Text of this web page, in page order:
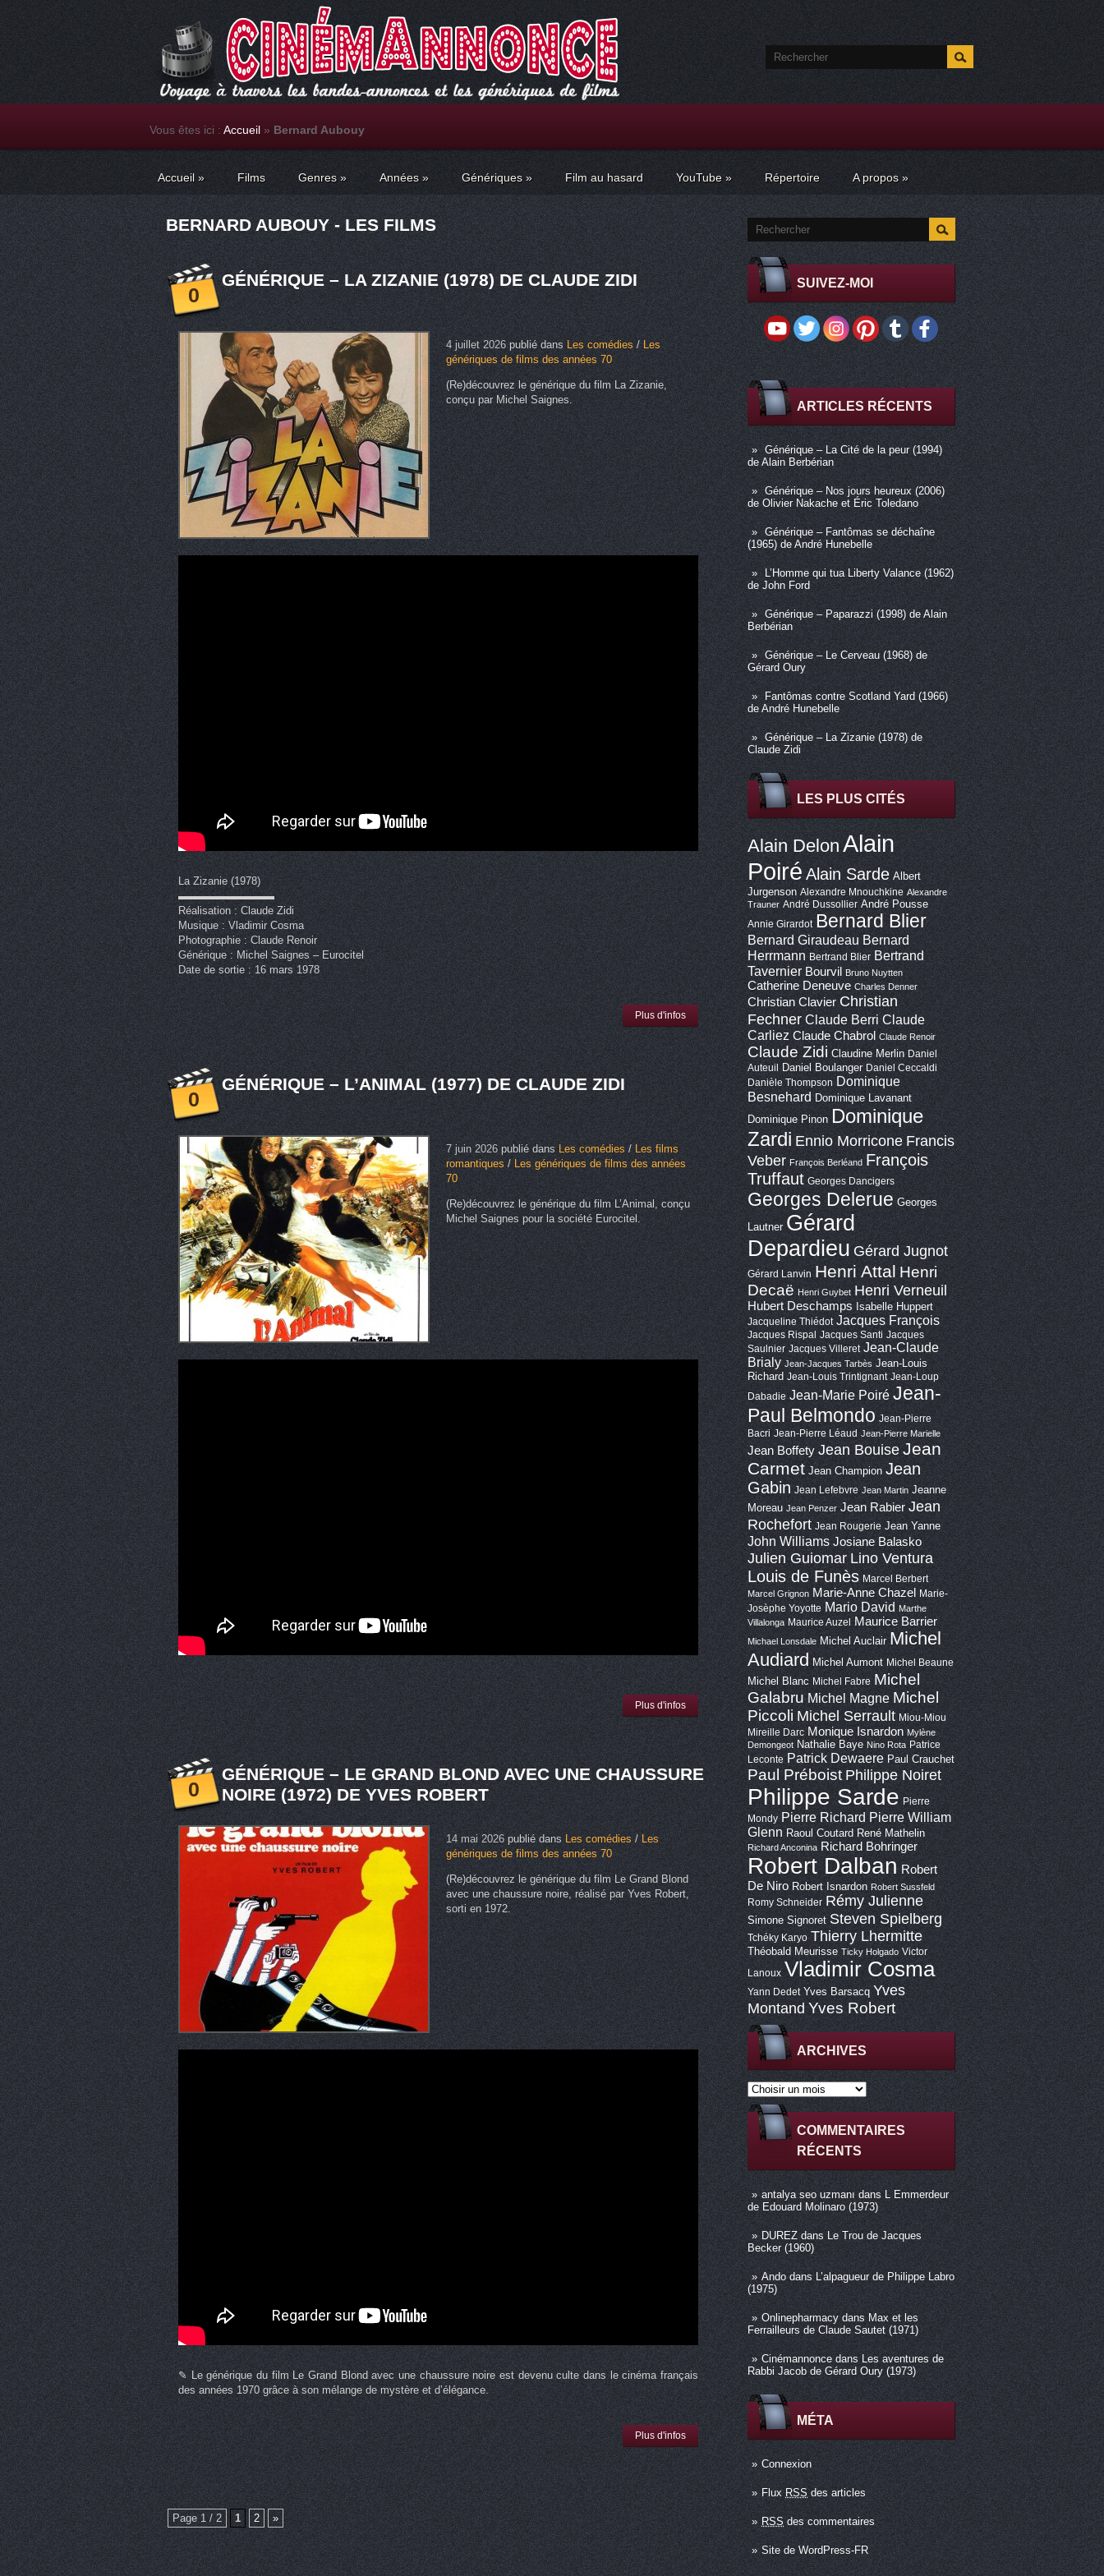
Vous êtes ici : Accueil » Bernard Aubouy
Accueil » Films Genres» Années » Génériques » Film au hasard YouTube » Répertoire A propos »
SUIVEZ-MOI
ARTICLES RÉCENTS
Générique – La Cité de la peur (1994)
de Alain Berbérian
Générique – Nos jours heureux (2006)
de Olivier Nakache et Éric Toledano
Générique – Fantômas se déchaîne
(1965) de André Hunebelle
L’Homme qui tua Liberty Valance (1962)
de John Ford
Générique – Paparazzi (1998) de Alain
Berbérian
Générique – Le Cerveau (1968) de
Gérard Oury
Fantômas contre Scotland Yard (1966)
de André Hunebelle
Générique – La Zizanie (1978) de
Claude Zidi
LES PLUS CITÉS
Alain DelonAlain
Poiré Alain Sarde Albert
Jurgenson Alexandre Mnouchkine Alexandre
Trauner André Dussollier André Pousse
Annie Girardot Bernard Blier
Bernard Giraudeau Bernard
Herrmann Bertrand Blier Bertrand
Tavernier Bourvil Bruno Nuytten
Catherine Deneuve Charles Denner
Christian Clavier Christian
Fechner Claude Berri Claude
Carliez Claude Chabrol Claude Renoir
Claude Zidi Claudine Merlin Daniel
Auteuil
Daniel Boulanger Daniel Ceccaldi
Danièle Thompson Dominique
Besnehard Dominique Lavanant
Dominique Pinon Dominique
Zardi Ennio Morricone Francis
Veber François Berléand François
Truffaut Georges Dancigers
Georges Delerue Georges
Lautner Gérard
Depardieu Gérard Jugnot
Gérard Lanvin Henri Attal Henri
Decaë Henri Guybet Henri Verneuil
Hubert Deschamps Isabelle Huppert
Jacqueline Thiédot Jacques François
Jacques Rispal Jacques Santi Jacques
Saulnier Jacques Villeret Jean-Claude
Brialy Jean-Jacques Tarbès Jean-Louis
Richard Jean-Louis Trintignant Jean-Loup
Dabadie Jean-Marie Poiré Jean-
Paul Belmondo Jean-Pierre
Bacri Jean-Pierre Léaud Jean-Pierre Marielle
Jean Boffety Jean BouiseJean
Carmet Jean Champion Jean
Gabin Jean Lefebvre Jean Martin Jeanne
Moreau Jean Penzer Jean Rabier Jean
Rochefort Jean Rougerie Jean Yanne
John Williams Josiane Balasko
Julien Guiomar Lino Ventura
Louis de Funès Marcel Berbert
Marcel Grignon Marie-Anne Chazel
Marie-
Josèphe Yoyotte Mario David Marthe
Villalonga Maurice Auzel Maurice Barrier
Michael Lonsdale Michel Auclair Michel
Audiard Michel Aumont Michel Beaune
Michel Blanc Michel Fabre Michel
Galabru Michel Magne Michel
Piccoli Michel Serrault Miou-Miou
Mireille Darc Monique Isnardon Mylène
Demongeot Nathalie Baye Nino Rota Patrice
Leconte Patrick Dewaere Paul Crauchet
Paul Préboist Philippe Noiret
Philippe Sarde Pierre
Mondy Pierre Richard Pierre William
Glenn Raoul Coutard René Mathelin
Richard Anconina Richard Bohringer
Robert Dalban Robert
De Niro Robert Isnardon Robert Sussfeld
Romy Schneider Rémy Julienne
Simone Signoret Steven Spielberg
Tchéky Karyo Thierry Lhermitte
Théobald Meurisse Ticky Holgado Victor
Lanoux Vladimir Cosma
Yann Dedet Yves Barsacq Yves
Montand Yves Robert
ARCHIVES
COMMENTAIRES
RÉCENTS
antalya seo uzmanıdans L Emmerdeur
de Edouard Molinaro (1973)
DUREZdans Le Trou de Jacques
Becker (1960)
Andodans L’alpagueur de Philippe Labro
(1975)
Onlinepharmacy dansMax et les
Ferrailleurs de Claude Sautet (1971)
Cinémannonce dansLes aventures de
Rabbi Jacob de Gérard Oury (1973)
MÉTA
Connexion
Flux RSS des articles
RSSdes commentaires
Site de WordPress-FR
BERNARD AUBOUY - LES FILMS
0
GÉNÉRIQUE – LA ZIZANIE (1978) DE CLAUDE ZIDI
4 juillet 2026publié dans Les comédies/Les
génériques de films des années 70
(Re)découvrez le générique du film La Zizanie,
conçu par Michel Saignes.
La Zizanie (1978)
▬▬▬▬▬▬▬▬▬
Réalisation : Claude Zidi
Musique : Vladimir Cosma
Photographie : Claude Renoir
Générique : Michel Saignes – Eurocitel
Date de sortie : 16 mars 1978
Plus d'infos
0
GÉNÉRIQUE – L’ANIMAL (1977) DE CLAUDE ZIDI
7 juin 2026publié dansLes comédies / Les films
romantiques / Les génériques de films des années
70
(Re)découvrez le générique du film L’Animal, conçu
Michel Saignes pour la société Eurocitel.
Plus d'infos
0
GÉNÉRIQUE – LE GRAND BLOND AVEC UNE CHAUSSURE
NOIRE (1972) DE YVES ROBERT
14 mai 2026publié dansLes comédies/ Les
génériques de films des années 70
(Re)découvrez le générique du film Le Grand Blond
avec une chaussure noire, réalisé par Yves Robert,
sorti en 1972.
✎ Le générique du film Le Grand Blond avec une chaussure noire est devenu culte dans le cinéma français
des années 1970 grâce à son mélange de mystère et d’élégance.
Plus d'infos
Page 1 / 2 1 2 »